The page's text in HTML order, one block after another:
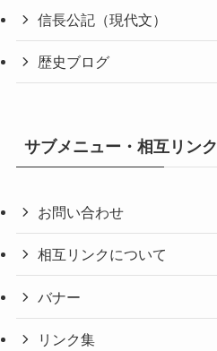
信長公記（現代文）
歴史ブログ
サブメニュー・相互リンク
お問い合わせ
相互リンクについて
バナー
リンク集